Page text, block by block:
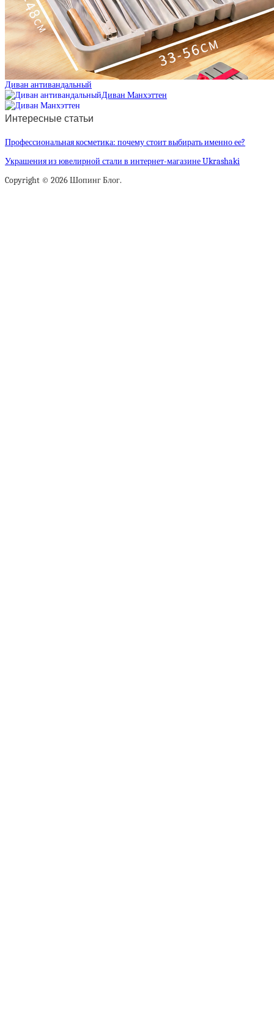
Диван антивандальный
Диван Манхэттен
Интересные статьи
Профессиональная косметика: почему стоит выбирать именно ее?
Украшения из ювелирной стали в интернет-магазине Ukrashaki
Copyright © 2026 Шопинг Блог.